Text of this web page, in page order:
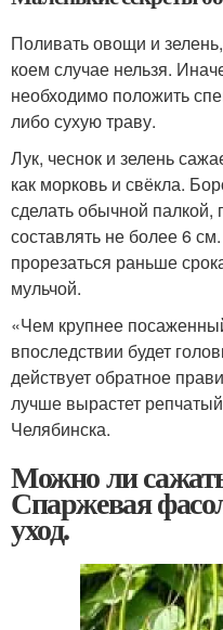
Поливать овощи и
коем случае нельзя.
необходимо положить
либо сухую траву.
Лук, чеснок и зелень
как морковь и свёкла.
сделать обычной палкой,
составлять не более 6
прорезаться раньше
мульчой.
«Чем крупнее
впоследствии будет
действует обратное
лучше вырастет
Челябинска.
Можно ли
Спаржевая
уход.